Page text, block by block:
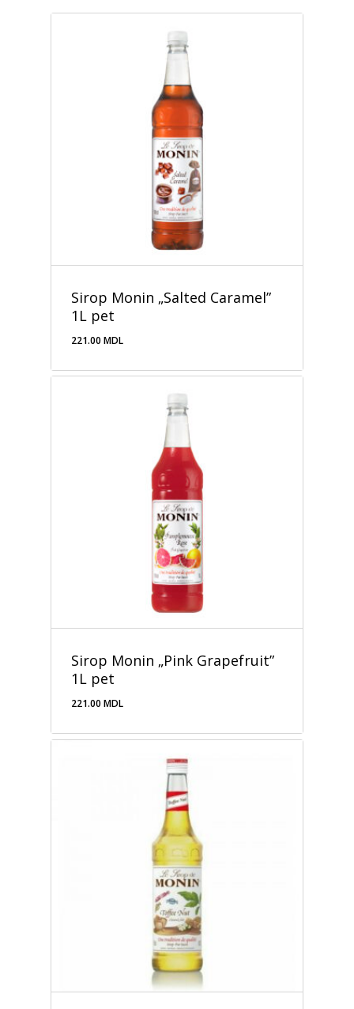
Sirop Monin „Salted Caramel”
1L pet
221.00 MDL
Sirop Monin „Pink Grapefruit”
1L pet
221.00 MDL